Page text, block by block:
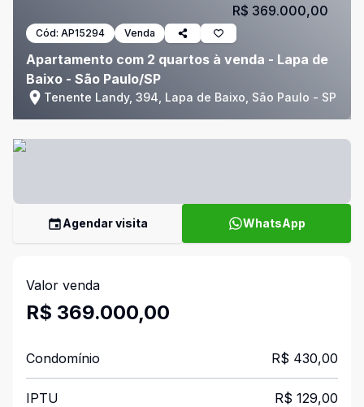
Cód: AP15294 Venda
Apartamento com 2 quartos à venda - Lapa de
Baixo - São Paulo/SP
Tenente Landy, 394, Lapa de Baixo, São Paulo - SP
R$ 369.000,00
Agendar visita WhatsApp
Valor venda
R$ 369.000,00
Condomínio R$ 430,00
IPTU R$ 129,00